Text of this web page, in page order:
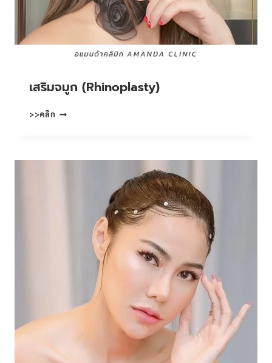
เสริมจมูก (Rhinoplasty)
>>คลิก เสริม